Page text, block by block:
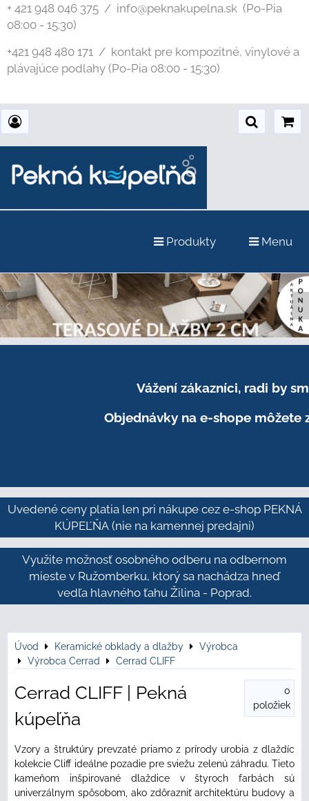
+ 421 948 046 375 / info@peknakupelna.sk (Po-Pia
08:00 - 15:30)
+421 948 480 171 / kontakt pre kompozitné, vinylové a
plávajúce podlahy (Po-Pia 08:00 - 15:30)
Produkty Menu
Vážení zákazníci, radi by
Objednávky na e-shope môžete
Uvedené ceny platia len pri nákupe cez e-shop PEKNÁ
KÚPEĽŇA (nie na kamennej predajni)
Využite možnosť osobného odberu na odbernom
mieste v Ružomberku, ktorý sa nachádza hneď
vedľa hlavného ťahu Žilina - Poprad.
Úvod Keramické obklady a dlažby
Výrobca
Výrobca Cerrad
Cerrad CLIFF
Cerrad CLIFF | Pekná
kúpeľňa
0
položiek
Vzory a štruktúry prevzaté priamo z prírody urobia z dlaždíc
kolekcie Cliff ideálne pozadie pre sviežu zelenú záhradu. Tieto
kameňom inšpirované dlaždice v štyroch farbách sú
univerzálnym spôsobom, ako zdôrazniť architektúru budovy a